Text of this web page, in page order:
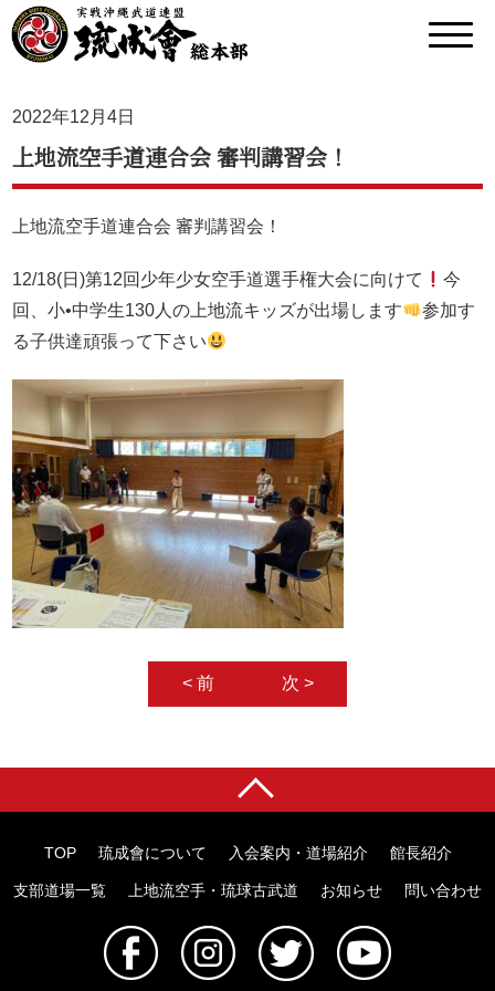
2022年12月4日
上地流空手道連合会 審判講習会！
上地流空手道連合会 審判講習会！
12/18(日)第12回少年少女空手道選手権大会に向けて
今
回、小•中学生130人の上地流キッズが出場します
参加す
る子供達頑張って下さい
< 前 次 >
TOP 琉成會について 入会案内・道場紹介 館長紹介
支部道場一覧 上地流空手・琉球古武道 お知らせ 問い合わせ